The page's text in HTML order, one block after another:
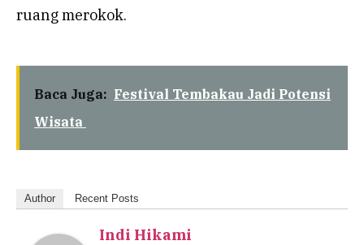
ruang merokok.
Baca Juga: Festival Tembakau Jadi Potensi
Wisata
Author Recent Posts
Indi Hikami